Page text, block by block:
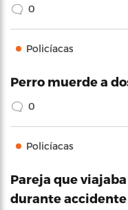
0
Policíacas
Perro muerde a
0
Policíacas
Pareja que
durante accidente